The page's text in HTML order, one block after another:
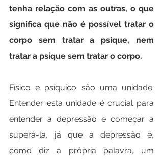
tenha relação com as outras, o que
significa que não é possível tratar o
corpo sem tratar a psique, nem
tratar a psique sem tratar o corpo.
Físico e psíquico são uma unidade.
Entender esta unidade é crucial para
entender a depressão e começar a
superá-la, já que a depressão é,
como diz a própria palavra, um